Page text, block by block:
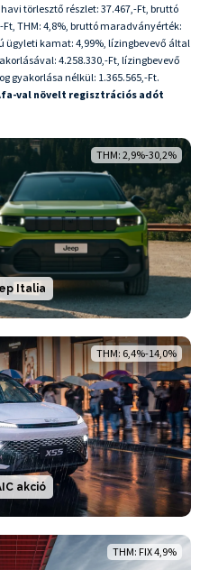
törlesztő részlet: 37.467,-Ft, bruttó
THM: 4,8%, bruttó maradványérték:
ügyleti kamat: 4,99%, lízingbevevő által
4.258.330,-Ft, lízingbevevő
gyakorlása nélkül: 1.365.565,-Ft.
val növelt regisztrációs adót
THM: 2,9%-30,2%
Italia
THM: 6,4%-14,0%
akció
THM: FIX 4,9%